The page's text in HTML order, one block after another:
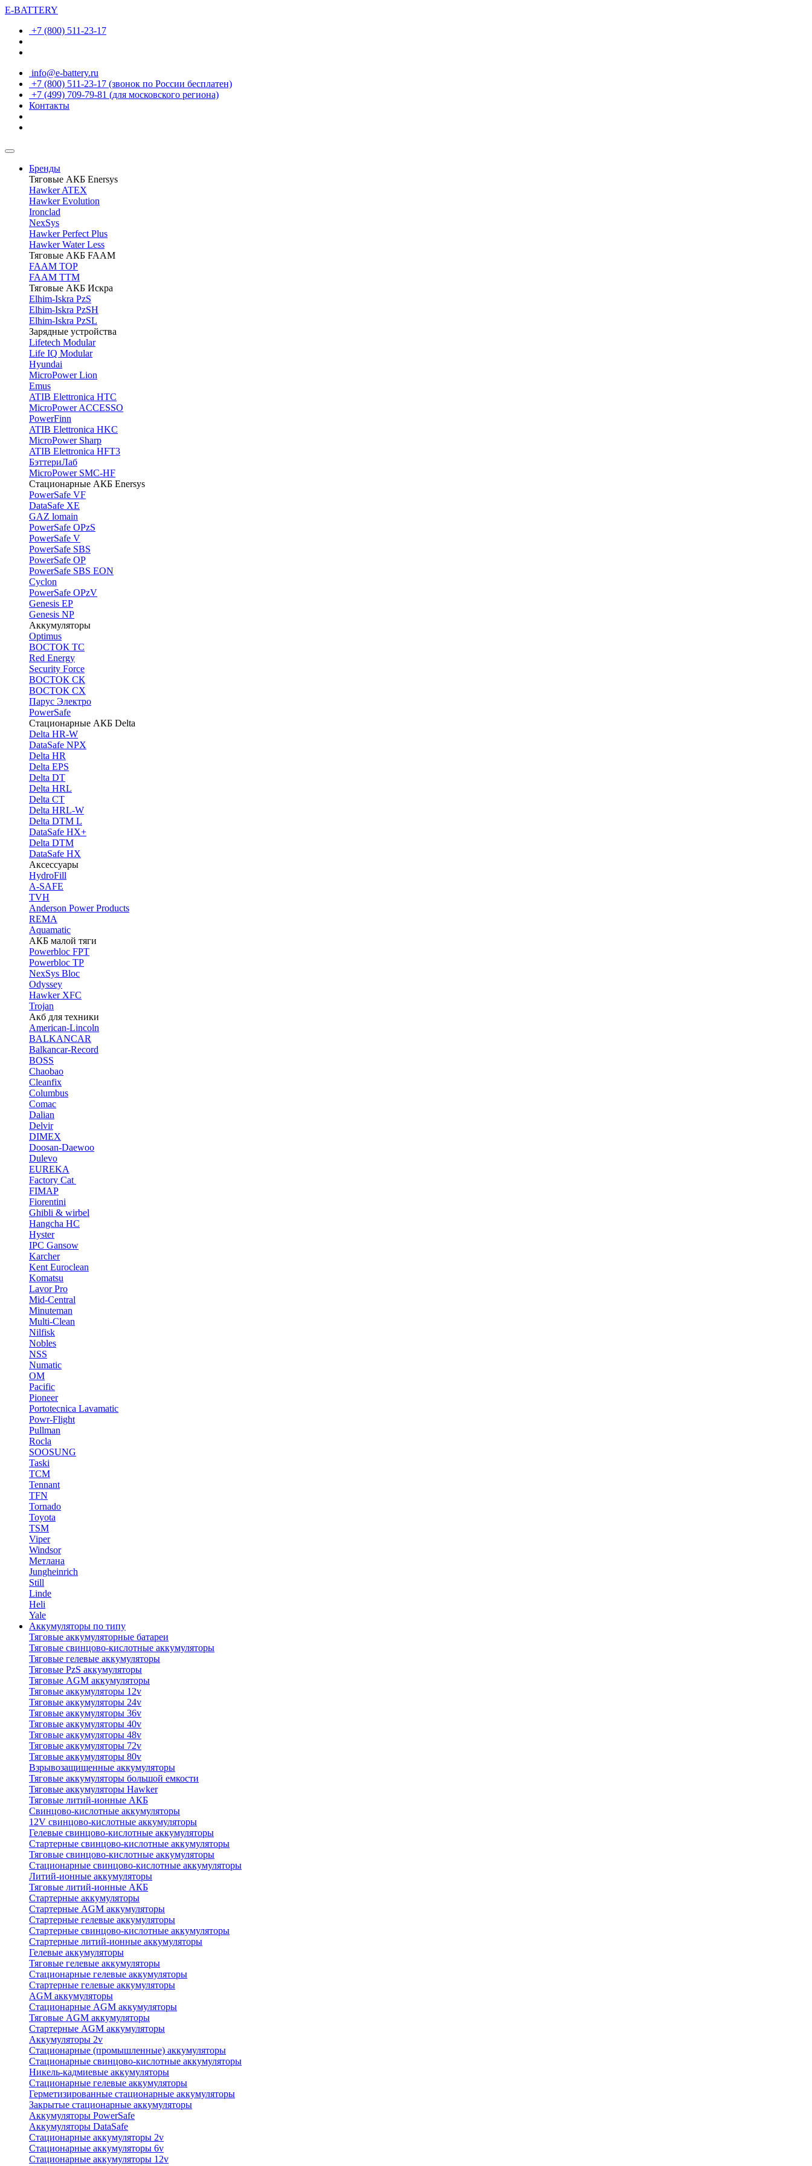
E-BATTERY
+7 (800) 511-23-17
info@e-battery.ru
+7 (800) 511-23-17 (звонок по России бесплатен)
+7 (499) 709-79-81 (для московского региона)
Контакты
Бренды
Тяговые АКБ Enersys
Hawker ATEX
Hawker Evolution
Ironclad
NexSys
Hawker Perfect Plus
Hawker Water Less
Тяговые АКБ FAAM
FAAM TOP
FAAM TTM
Тяговые АКБ Искра
Elhim-Iskra PzS
Elhim-Iskra PzSH
Elhim-Iskra PzSL
Зарядные устройства
Lifetech Modular
Life IQ Modular
Hyundai
MicroPower Lion
Emus
ATIB Elettronica HTC
MicroPower ACCESSO
PowerFinn
ATIB Elettronica HKC
MicroPower Sharp
ATIB Elettronica HFT3
БэттериЛаб
MicroPower SMC-HF
Стационарные АКБ Enersys
PowerSafe VF
DataSafe XE
GAZ lomain
PowerSafe OPzS
PowerSafe V
PоwerSafe SBS
PowerSafe OP
PоwerSafe SBS EON
Cyclon
PowerSafe OPzV
Genesis EP
Genesis NP
Аккумуляторы
Optimus
ВОСТОК ТС
Red Energy
Security Force
ВОСТОК СК
ВОСТОК СХ
Парус Электро
PowerSafe
Стационарные АКБ Delta
Delta HR-W
DataSafe NPX
Delta HR
Delta EPS
Delta DT
Delta HRL
Delta CT
Delta HRL-W
Delta DTM L
DataSafe HX+
Delta DTM
DataSafe HX
Аксессуары
HydroFill
A-SAFE
TVH
Anderson Power Products
REMA
Aquamatic
АКБ малой тяги
Powerbloc FPT
Powerbloc TP
NexSys Bloc
Odyssey
Hawker XFC
Trojan
Акб для техники
American-Lincoln
BALKANCAR
Balkancar-Record
BOSS
Chaobao
Cleanfix
Columbus
Comac
Dalian
Delvir
DIMEX
Doosan-Daewoo
Dulevo
EUREKA
Factory Cat
FIMAP
Fiorentini
Ghibli & wirbel
Hangcha HC
Hyster
IPC Gansow
Karcher
Kent Euroclean
Komatsu
Lavor Pro
Mid-Central
Minuteman
Multi-Clean
Nilfisk
Nobles
NSS
Numatic
OM
Pacific
Pioneer
Portotecnica Lavamatic
Powr-Flight
Pullman
Rocla
SOOSUNG
Taski
TCM
Tennant
TFN
Tornado
Toyota
TSM
Viper
Windsor
Метлана
Jungheinrich
Still
Linde
Heli
Yale
Аккумуляторы по типу
Тяговые аккумуляторные батареи
Тяговые свинцово-кислотные аккумуляторы
Тяговые гелевые аккумуляторы
Тяговые PzS аккумуляторы
Тяговые AGM аккумуляторы
Тяговые аккумуляторы 12v
Тяговые аккумуляторы 24v
Тяговые аккумуляторы 36v
Тяговые аккумуляторы 40v
Тяговые аккумуляторы 48v
Тяговые аккумуляторы 72v
Тяговые аккумуляторы 80v
Взрывозащищенные аккумуляторы
Тяговые аккумуляторы большой емкости
Тяговые аккумуляторы Hawker
Тяговые литий-ионные АКБ
Свинцово-кислотные аккумуляторы
12V свинцово-кислотные аккумуляторы
Гелевые свинцово-кислотные аккумуляторы
Стартерные свинцово-кислотные аккумуляторы
Тяговые свинцово-кислотные аккумуляторы
Стационарные свинцово-кислотные аккумуляторы
Литий-ионные аккумуляторы
Тяговые литий-ионные АКБ
Стартерные аккумуляторы
Стартерные AGM аккумуляторы
Стартерные гелевые аккумуляторы
Стартерные свинцово-кислотные аккумуляторы
Стартерные литий-ионные аккумуляторы
Гелевые аккумуляторы
Тяговые гелевые аккумуляторы
Стационарные гелевые аккумуляторы
Стартерные гелевые аккумуляторы
AGM аккумуляторы
Стационарные AGM аккумуляторы
Тяговые AGM аккумуляторы
Стартерные AGM аккумуляторы
Аккумуляторы 2v
Стационарные (промышленные) аккумуляторы
Стационарные свинцово-кислотные аккумуляторы
Никель-кадмиевые аккумуляторы
Стационарные гелевые аккумуляторы
Герметизированные стационарные аккумуляторы
Закрытые стационарные аккумуляторы
Аккумуляторы PowerSafe
Аккумуляторы DataSafe
Стационарные аккумуляторы 2v
Стационарные аккумуляторы 6v
Стационарные аккумуляторы 12v